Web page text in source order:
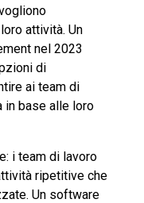
attività. Un
nel 2023
di
ai team di
in base alle loro
i team di lavoro
ripetitive che
Un software